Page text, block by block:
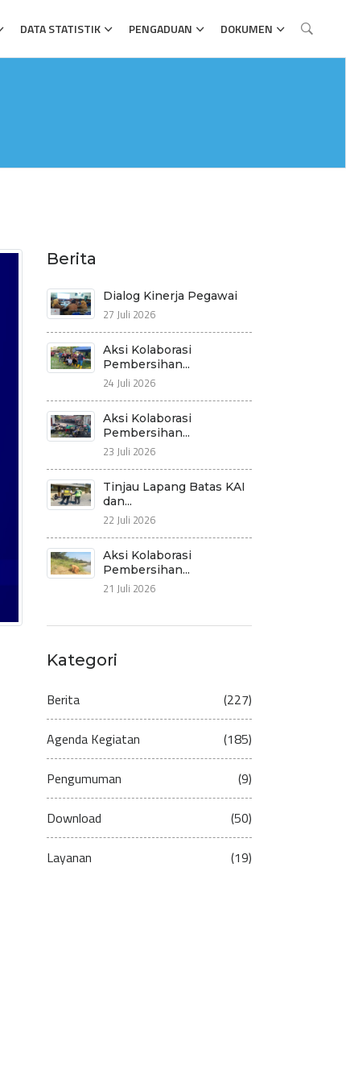
DATA STATISTIK PENGADUAN DOKUMEN
Berita
Dialog Kinerja Pegawai
27 Juli 2026
Aksi Kolaborasi
Pembersihan...
24 Juli 2026
Aksi Kolaborasi
Pembersihan...
23 Juli 2026
Tinjau Lapang Batas KAI
dan...
22 Juli 2026
Aksi Kolaborasi
Pembersihan...
21 Juli 2026
Kategori
Berita (227)
Agenda Kegiatan (185)
Pengumuman (9)
Download (50)
Layanan (19)